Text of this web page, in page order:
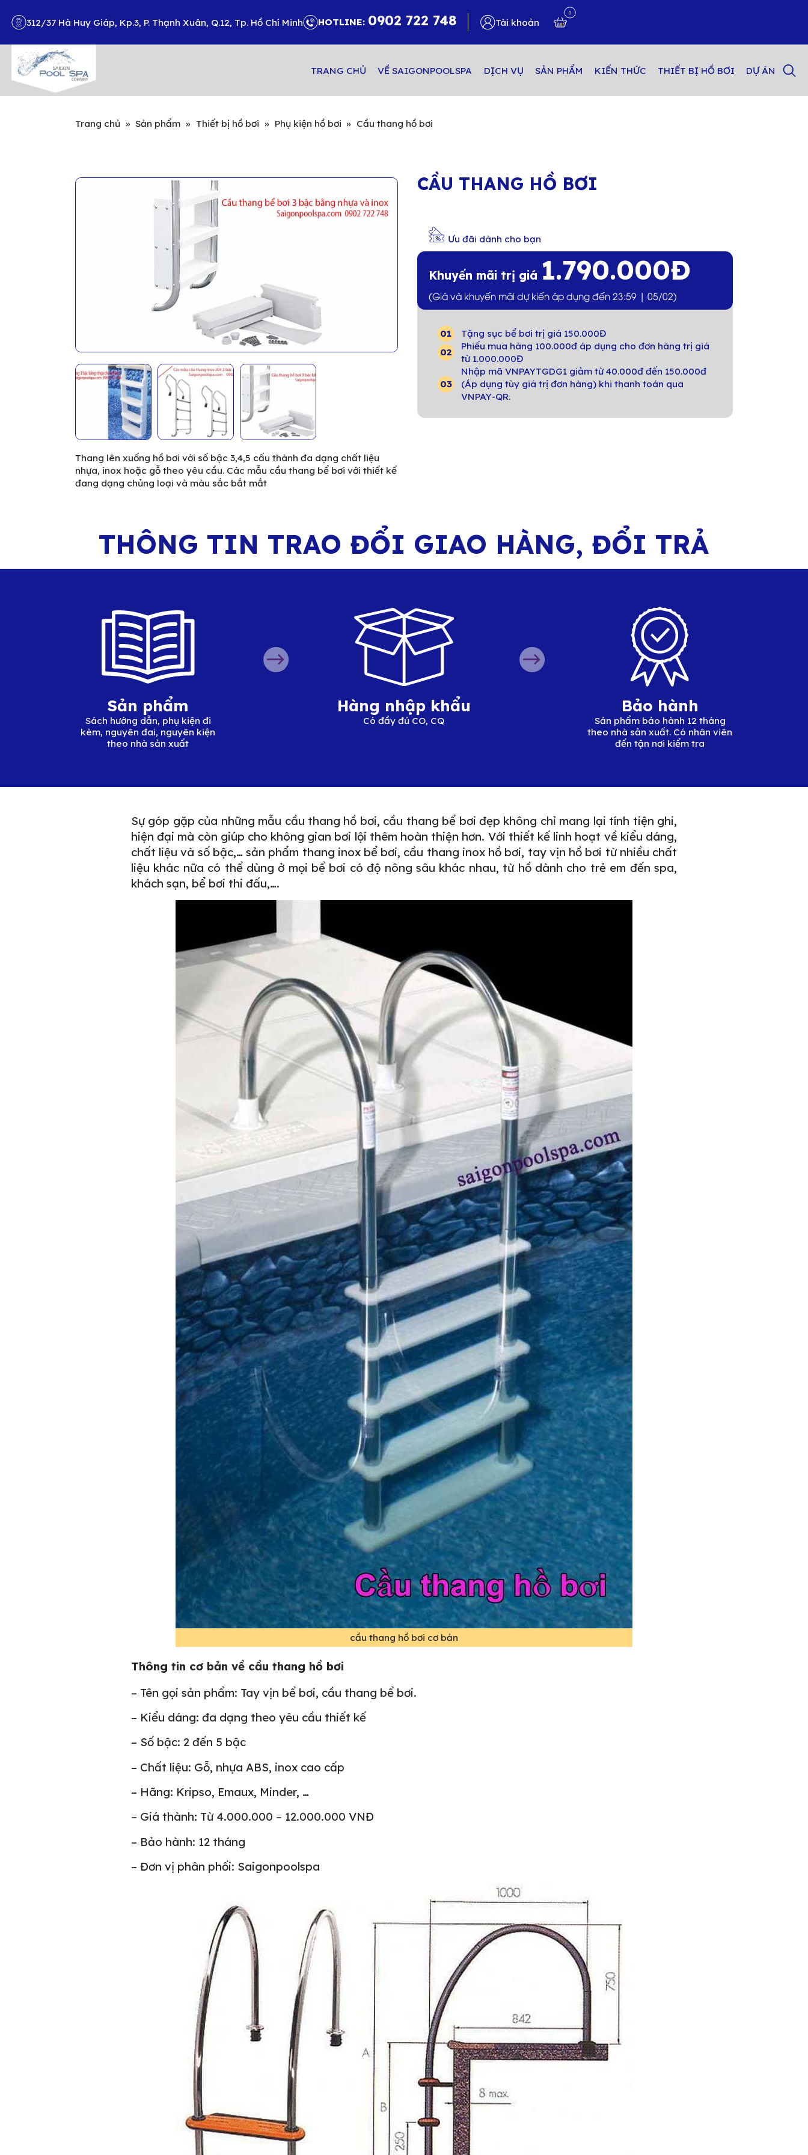
312/37 Hà Huy Giáp, Kp.3, P. Thạnh Xuân, Q.12, Tp. Hồ Chí Minh HOTLINE: 0902 722 748 Tài khoản
0
TRANG CHỦ VỀ SAIGONPOOLSPA DỊCH VỤ SẢN PHẨM KIẾN THỨC THIẾT BỊ HỒ BƠI DỰ ÁN
Trang chủ » Sản phẩm » Thiết bị hồ bơi » Phụ kiện hồ bơi » Cầu thang hồ bơi
Thang lên xuống hồ bơi với số bậc 3,4,5 cấu thành đa dạng chất liệu
nhựa, inox hoặc gỗ theo yêu cầu. Các mẫu cầu thang bể bơi với thiết kế
đang dạng chủng loại và màu sắc bắt mắt
CẦU THANG HỒ BƠI
Ưu đãi dành cho bạn
Khuyến mãi trị giá 1.790.000Đ
(Giá và khuyến mãi dự kiến áp dụng đến 23:59 | 05/02)
Tặng sục bể bơi trị giá 150.000Đ
Phiếu mua hàng 100.000đ áp dụng cho đơn hàng trị giá
từ 1.000.000Đ
Nhập mã VNPAYTGDG1 giảm từ 40.000đ đến 150.000đ
(Áp dụng tùy giá trị đơn hàng) khi thanh toán qua
VNPAY-QR.
THÔNG TIN TRAO ĐỔI GIAO HÀNG, ĐỔI TRẢ
Sản phẩm
Sách hướng dẫn, phụ kiện đi
kèm, nguyên đai, nguyên kiện
theo nhà sản xuất
Hàng nhập khẩu
Có đầy đủ CO, CQ
Bảo hành
Sản phẩm bảo hành 12 tháng
theo nhà sản xuất. Có nhân viên
đến tận nơi kiểm tra
Sự góp gặp của những mẫu cầu thang hồ bơi, cầu thang bể bơi đẹp không chỉ mang lại tính tiện ghi,
hiện đại mà còn giúp cho không gian bơi lội thêm hoàn thiện hơn. Với thiết kế linh hoạt về kiểu dáng,
chất liệu và số bậc,… sản phẩm thang inox bể bơi, cầu thang inox hồ bơi, tay vịn hồ bơi từ nhiều chất
liệu khác nữa có thể dùng ở mọi bể bơi có độ nông sâu khác nhau, từ hồ dành cho trẻ em đến spa,
khách sạn, bể bơi thi đấu,….
cầu thang hồ bơi cơ bản
Thông tin cơ bản về cầu thang hồ bơi
– Tên gọi sản phẩm: Tay vịn bể bơi, cầu thang bể bơi.
– Kiểu dáng: đa dạng theo yêu cầu thiết kế
– Số bậc: 2 đến 5 bậc
– Chất liệu: Gỗ, nhựa ABS, inox cao cấp
– Hãng: Kripso, Emaux, Minder, …
– Giá thành: Từ 4.000.000 – 12.000.000 VNĐ
– Bảo hành: 12 tháng
– Đơn vị phân phối: Saigonpoolspa